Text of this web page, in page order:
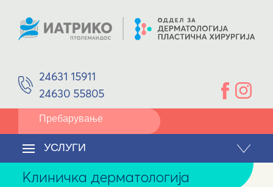
24631 15911
24630 55805
УСЛУГИ
ДОКТОРИ
Јоанис Калудис
Пластична операција
Детската дерматологија
Дерматолошка хирургија
Ремоделирање на тело
Ласерско отстранување на влакна
КОНТАКТ
Клиничка дерматологија